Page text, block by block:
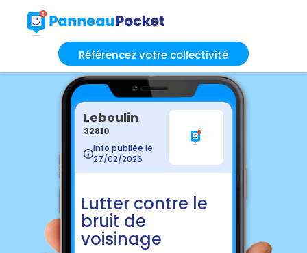
Référencez votre collectivité
Leboulin
32810
Info publiée le
27/02/2026
Lutter contre le
bruit de
voisinage